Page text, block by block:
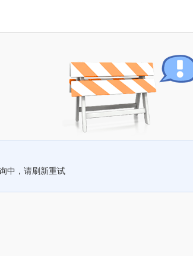
中，请刷新重试